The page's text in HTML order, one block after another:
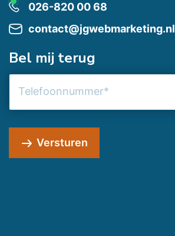
026-820 00 68
contact@jgwebmarketing.nl
Bel mij terug
Versturen